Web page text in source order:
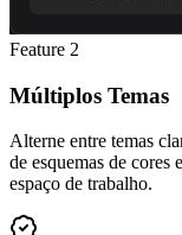
Feature 2
Múltiplos Temas
Alterne entre temas
de esquemas de cores
espaço de trabalho.